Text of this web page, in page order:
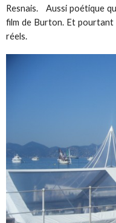
Resnais. Aussi poétique
film de Burton. Et pourtant
réels.